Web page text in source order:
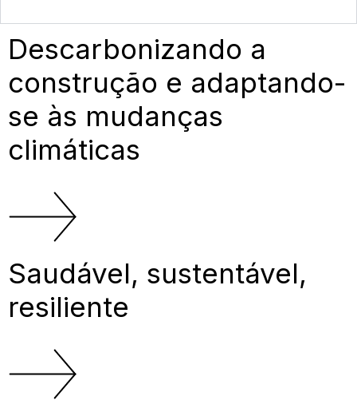
Descarbonizando a
construção e adaptando-
se às mudanças
climáticas
Saudável, sustentável,
resiliente